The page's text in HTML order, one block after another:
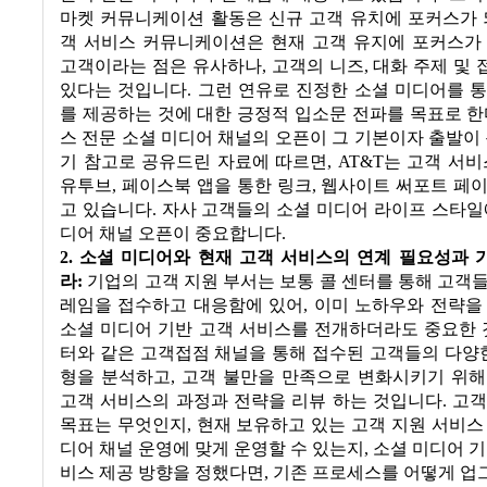
마켓 커뮤니케이션 활동은 신규 고객 유치에 포커스가
객 서비스 커뮤니케이션은 현재 고객 유지에 포커스
고객이라는 점은 유사하나, 고객의 니즈,대화 주제 및
있다는 것입니다. 그런 연유로 진정한 소셜 미디어를
를 제공하는 것에 대한 긍정적 입소문 전파를 목표로
스 전문 소셜 미디어 채널의 오픈이 그 기본이자 출발이
기 참고로 공유드린 자료에 따르면, AT&T는 고객 서
유투브, 페이스북 앱을 통한 링크, 웹사이트 써포트 페
고 있습니다. 자사 고객들의 소셜 미디어 라이프 스타
디어 채널 오픈이 중요합니다.
2. 소셜 미디어와 현재 고객 서비스의 연계 필요성과
라: 기업의 고객 지원 부서는 보통 콜 센터를 통해 고객
레임을 접수하고 대응함에 있어 , 이미 노하우와 전략
소셜 미디어 기반 고객 서비스를 전개하더라도 중요한
터와 같은 고객접점 채널을 통해 접수된 고객들의 다양
형을 분석하고, 고객 불만을 만족으로 변화시키기 위
고객 서비스의 과정과 전략을 리뷰 하는 것입니다. 고
목표는 무엇인지 , 현재 보유하고 있는 고객 지원 서비
디어 채널 운영에 맞게 운영할 수 있는지 , 소셜 미디어
비스 제공 방향을 정했다면, 기존 프로세스를 어떻게 업